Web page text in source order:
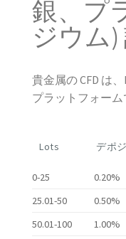
銀、プ
ジウム
貴金属の CFD は
プラットフォーム
Lots デポ
0-25 0.20%
25.01-50
0.50%
50.01-100
1.00%